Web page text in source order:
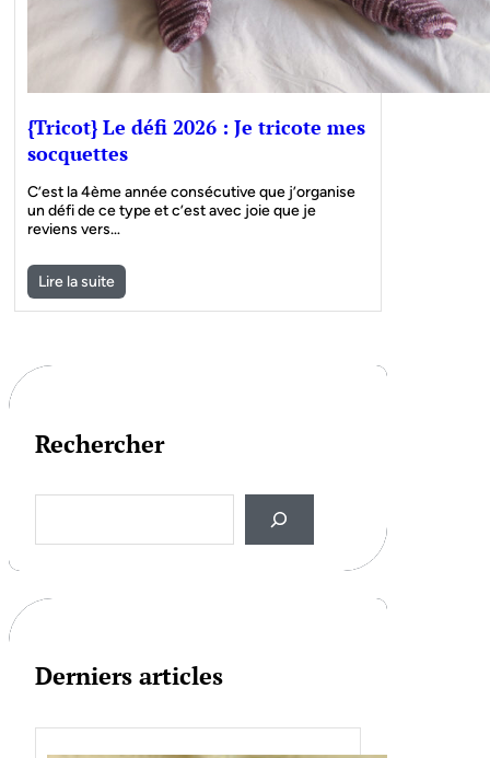
{Tricot} Le défi 2026 : Je tricote mes
socquettes
C’est la 4ème année consécutive que j’organise
un défi de ce type et c’est avec joie que je
reviens vers…
Lire la suite
Rechercher
a
h
Derniers articles